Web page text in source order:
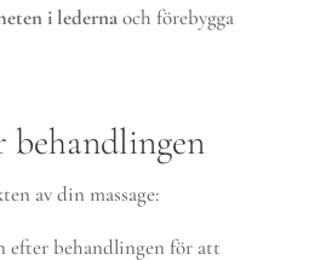
i ledernaoch förebygga
av din massage:
efter behandlingen för att